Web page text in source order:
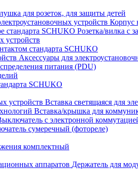
для розеток, для защиты детей
Корпус
Розетка/вилка с
устройств
стандарта SCHUKO
Аксессуары для
питания (PDU)
SCHUKO
Вставка светящаяся для
Вставка/крышка для
с электронной
сумеречный (фотореле)
комплектный
Держатель для